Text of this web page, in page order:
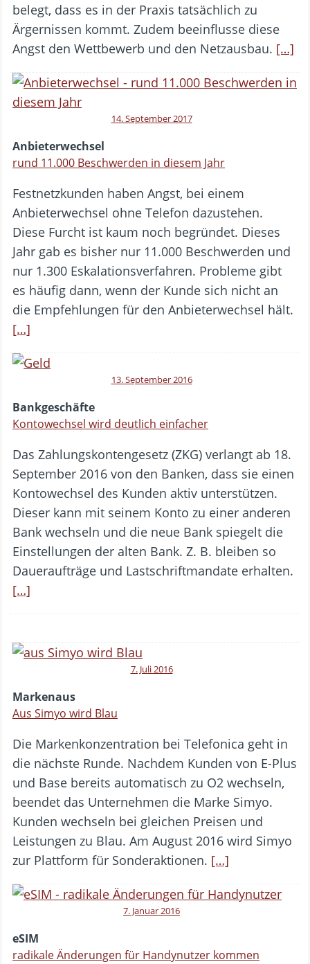
belegt, dass es in der Praxis tatsächlich zu
Ärgernissen kommt. Zudem beeinflusse diese
Angst den Wettbewerb und den Netzausbau. […]
14. September 2017
Anbieterwechsel
rund 11.000 Beschwerden in diesem Jahr
Festnetzkunden haben Angst, bei einem
Anbieterwechsel ohne Telefon dazustehen.
Diese Furcht ist kaum noch begründet. Dieses
Jahr gab es bisher nur 11.000 Beschwerden und
nur 1.300 Eskalationsverfahren. Probleme gibt
es häufig dann, wenn der Kunde sich nicht an
die Empfehlungen für den Anbieterwechsel hält.
[…]
13. September 2016
Bankgeschäfte
Kontowechsel wird deutlich einfacher
Das Zahlungskontengesetz (ZKG) verlangt ab 18.
September 2016 von den Banken, dass sie einen
Kontowechsel des Kunden aktiv unterstützen.
Dieser kann mit seinem Konto zu einer anderen
Bank wechseln und die neue Bank spiegelt die
Einstellungen der alten Bank. Z. B. bleiben so
Daueraufträge und Lastschriftmandate erhalten.
[…]
7. Juli 2016
Markenaus
Aus Simyo wird Blau
Die Markenkonzentration bei Telefonica geht in
die nächste Runde. Nachdem Kunden von E-Plus
und Base bereits automatisch zu O2 wechseln,
beendet das Unternehmen die Marke Simyo.
Kunden wechseln bei gleichen Preisen und
Leistungen zu Blau. Am August 2016 wird Simyo
zur Plattform für Sonderaktionen. […]
7. Januar 2016
eSIM
radikale Änderungen für Handynutzer kommen